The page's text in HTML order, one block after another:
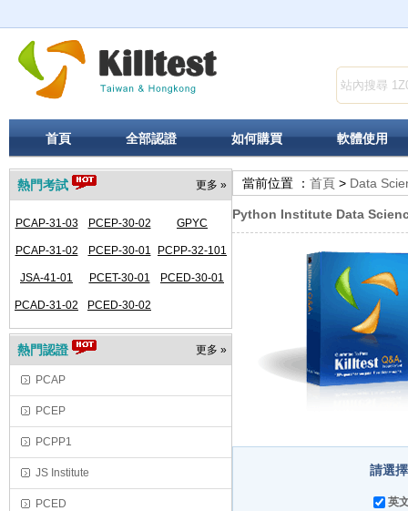
首頁 全部認證 如何購買 軟體使用
更多 »
熱門考試
PCAP-31-03 PCEP-30-02 GPYC
PCAP-31-02 PCEP-30-01 PCPP-32-101
JSA-41-01 PCET-30-01 PCED-30-01
PCAD-31-02 PCED-30-02
更多 »
熱門認證
PCAP
PCEP
PCPP1
JS Institute
PCED
當前位置 ： 首頁 > Data
Python Institute Data
請選
英